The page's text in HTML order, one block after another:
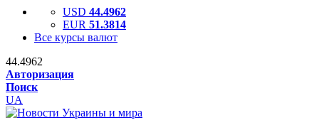
USD 44.4962
EUR 51.3814
Все курсы валют
44.4962
Авторизация
Поиск
UA